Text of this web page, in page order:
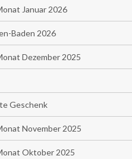
Januar 2026
Baden 2026
Dezember 2025
Geschenk
November 2025
Oktober 2025